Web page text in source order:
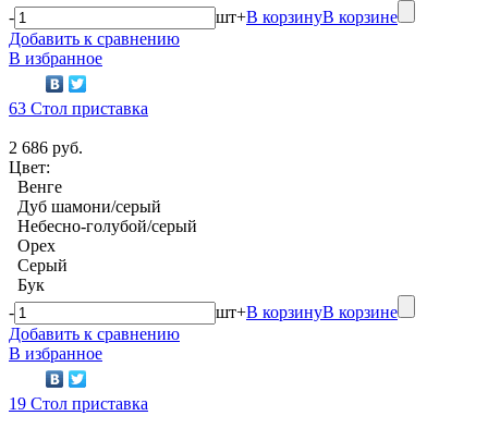
-
шт+В корзинуВ корзине
Добавить к сравнению
В избранное
63 Стол приставка
2 686 руб.
Цвет:
Венге
Дуб шамони/серый
Небесно-голубой/серый
Орех
Серый
Бук
-
шт+В корзинуВ корзине
Добавить к сравнению
В избранное
19 Стол приставка